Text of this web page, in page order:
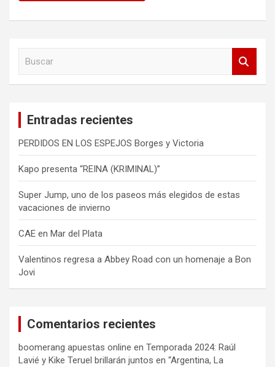
Entradas recientes
PERDIDOS EN LOS ESPEJOS Borges y Victoria
Kapo presenta “REINA (KRIMINAL)”
Super Jump, uno de los paseos más elegidos de estas
vacaciones de invierno
CAE en Mar del Plata
Valentinos regresa a Abbey Road con un homenaje a Bon
Jovi
Comentarios recientes
boomerang apuestas online en Temporada 2024: Raúl
Lavié y Kike Teruel brillarán juntos en “Argentina, La